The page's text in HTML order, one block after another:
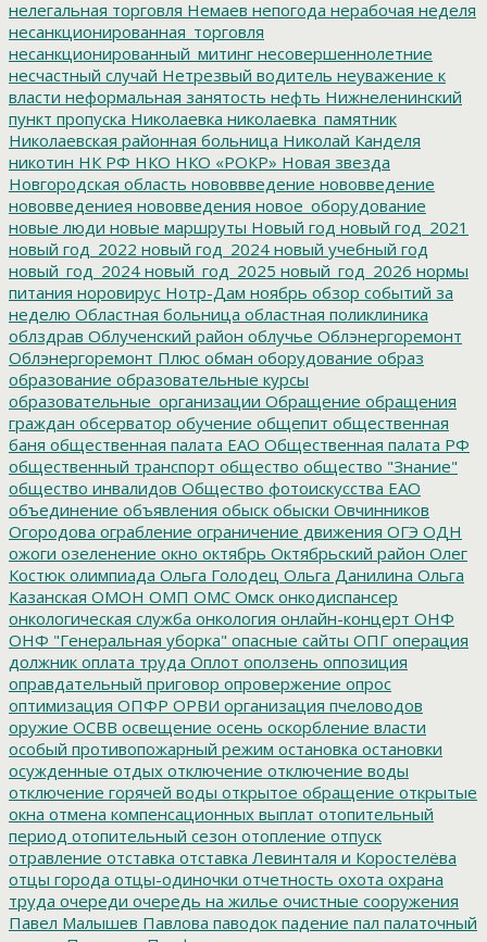
нелегальная торговля Немаев непогода нерабочая неделя
несанкционированная_торговля
несанкционированный_митинг несовершеннолетние
несчастный случай Нетрезвый водитель неуважение к
власти неформальная занятость нефть Нижнеленинский
пункт пропуска Николаевка николаевка_памятник
Николаевская районная больница Николай Канделя
никотин НК РФ НКО НКО «РОКР» Новая звезда
Новгородская область нововвведение нововведение
нововведениея нововведения новое_оборудование
новые люди новые маршруты Новый год новый год_2021
новый год_2022 новый год_2024 новый учебный год
новый_год_2024 новый_год_2025 новый_год_2026 нормы
питания норовирус Нотр-Дам ноябрь обзор событий за
неделю Областная больница областная поликлиника
облздрав Облученский район облучье Облэнергоремонт
Облэнергоремонт Плюс обман оборудование образ
образование образовательные курсы
образовательные_организации Обращение обращения
граждан обсерватор обучение общепит общественная
баня общественная палата ЕАО Общественная палата РФ
общественный транспорт общество общество "Знание"
общество инвалидов Общество фотоискусства ЕАО
объединение объявления обыск обыски Овчинников
Огородова ограбление ограничение движения ОГЭ ОДН
ожоги озеленение окно октябрь Октябрьский район Олег
Костюк олимпиада Ольга Голодец Ольга Данилина Ольга
Казанская ОМОН ОМП ОМС Омск онкодиспансер
онкологическая служба онкология онлайн-концерт ОНФ
ОНФ "Генеральная уборка" опасные сайты ОПГ операция
должник оплата труда Оплот оползень оппозиция
оправдательный приговор опровержение опрос
оптимизация ОПФР ОРВИ организация пчеловодов
оружие ОСВВ освещение осень оскорбление власти
особый противопожарный режим остановка остановки
осужденные отдых отключение отключение воды
отключение горячей воды открытое обращение открытые
окна отмена компенсационных выплат отопительный
период отопительный сезон отопление отпуск
отравление отставка отставка Левинталя и Коростелёва
отцы города отцы-одиночки отчетность охота охрана
труда очереди очередь на жилье очистные сооружения
Павел Малышев Павлова паводок падение пал палаточный